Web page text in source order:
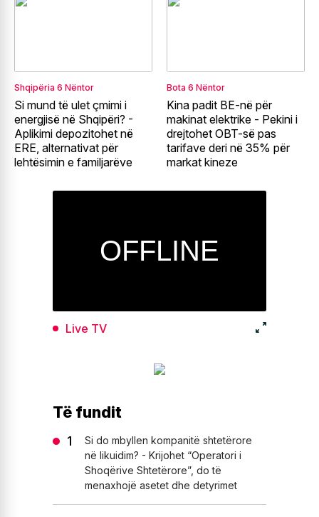
Shqipëria 6 Nëntor
Si mund të ulet çmimi i
energjisë në Shqipëri? -
Aplikimi depozitohet në
ERE, alternativat për
lehtësimin e familjarëve
Bota 6 Nëntor
Kina padit BE-në për
makinat elektrike - Pekini i
drejtohet OBT-së pas
tarifave deri në 35% për
markat kineze
Live TV
Të fundit
Si do mbyllen kompanitë shtetërore
në likuidim? - Krijohet “Operatori i
Shoqërive Shtetërore”, do të
menaxhojë asetet dhe detyrimet